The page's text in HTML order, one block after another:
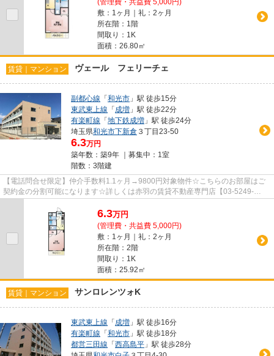
(管理費・共益費 5,000円)
敷：1ヶ月｜礼：2ヶ月
所在階：1階
間取り：1K
面積：26.80㎡
賃貸｜マンション ヴェール フェリーチェ
副都心線 「和光市 」駅 徒歩15分
東武東上線 「成増 」駅 徒歩22分
有楽町線 「地下鉄成増 」駅 徒歩24分
埼玉県和光市下新倉 ３丁目23-50
6.3万円
築年数：築9年 ｜募集中： 1室
階数：3階建
【電話問合せ限定】仲介手数料1.1ヶ月→9800円対象物件☆こちらのお部屋はご
契約金の分割可能になります☆詳しくは赤羽の賃貸不動産専門店【03-5249-
4177】VISION赤羽店までご連絡下さい！！
6.3万円
(管理費・共益費 5,000円)
敷：1ヶ月｜礼：2ヶ月
所在階：2階
間取り：1K
面積：25.92㎡
賃貸｜マンション サンロレンツォK
東武東上線 「成増 」駅 徒歩16分
有楽町線 「和光市 」駅 徒歩18分
都営三田線 「西高島平 」駅 徒歩28分